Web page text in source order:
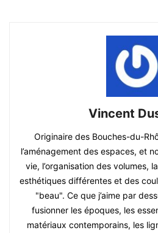
Vincent
Originaire des Bouches-du-
l’aménagement des espaces, et
vie, l’organisation des volumes,
esthétiques différentes et des
"beau". Ce que j’aime par
fusionner les époques, les
matériaux contemporains, les